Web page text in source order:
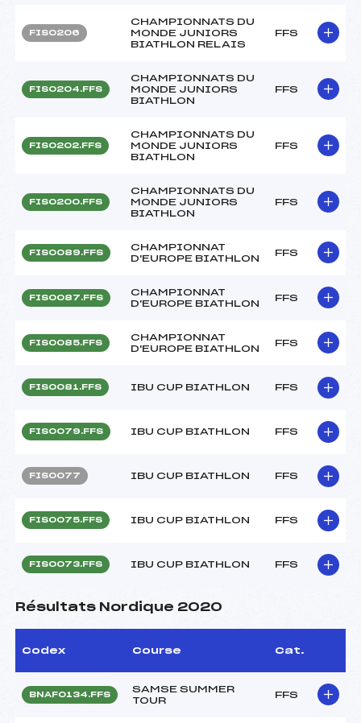
FIS0206
CHAMPIONNATS DU
MONDE JUNIORS
BIATHLON RELAIS
FFS
FIS0204.FFS
CHAMPIONNATS DU
MONDE JUNIORS
BIATHLON
FFS
FIS0202.FFS
CHAMPIONNATS DU
MONDE JUNIORS
BIATHLON
FFS
FIS0200.FFS
CHAMPIONNATS DU
MONDE JUNIORS
BIATHLON
FFS
FIS0089.FFS
CHAMPIONNAT
D'EUROPE BIATHLON
FFS
FIS0087.FFS
CHAMPIONNAT
D'EUROPE BIATHLON
FFS
FIS0085.FFS
CHAMPIONNAT
D'EUROPE BIATHLON
FFS
FIS0081.FFS IBU CUP BIATHLON FFS
FIS0079.FFS IBU CUP BIATHLON FFS
FIS0077 IBU CUP BIATHLON FFS
FIS0075.FFS IBU CUP BIATHLON FFS
FIS0073.FFS IBU CUP BIATHLON FFS
Résultats Nordique 2020
Codex Course Cat.
BNAF0134.FFS
SAMSE SUMMER
TOUR
FFS